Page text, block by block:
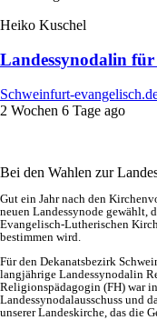
Heiko Kuschel
Landessynodalin
Schweinfurt-
2 Wochen 6 Tage ago
Bei den Wahlen zur
Gut ein Jahr nach den
neuen Landessynode gewählt,
Evangelisch-Lutherischen
bestimmen wird.
Für den Dekanatsbezirk
langjährige Landessynodalin
Religionspädagogin (FH) war
Landessynodalausschuss und
unserer Landeskirche, das die